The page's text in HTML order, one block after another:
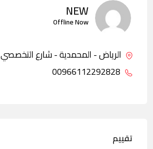
NEW
Offline Now
الرياض - المحمدية - شارع التخصصي
تقييم